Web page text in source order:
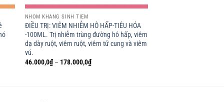
NHÓM KHÁNG SINH TIÊM
ĐIỀU TRỊ: VIÊM NHIỄM HÔ HẤP-TIÊU HÓA
-100ML. Trị nhiễm trùng đường hô hấp, viêm
dạ dày ruột, viêm ruột, viêm tử cung và viêm
vú.
46.000,0₫ – 178.000,0₫Khoảng
giá: